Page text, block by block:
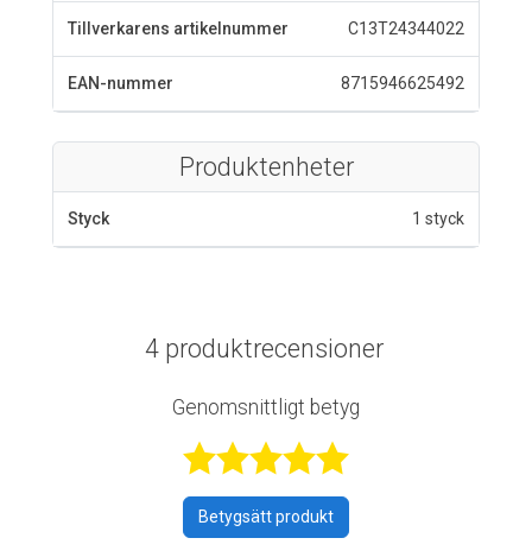
Tillverkarens artikelnummer C13T24344022
EAN-nummer 8715946625492
Produktenheter
Styck 1 styck
4 produktrecensioner
Genomsnittligt betyg
Betygsatt 5 av
Betygsätt produkt